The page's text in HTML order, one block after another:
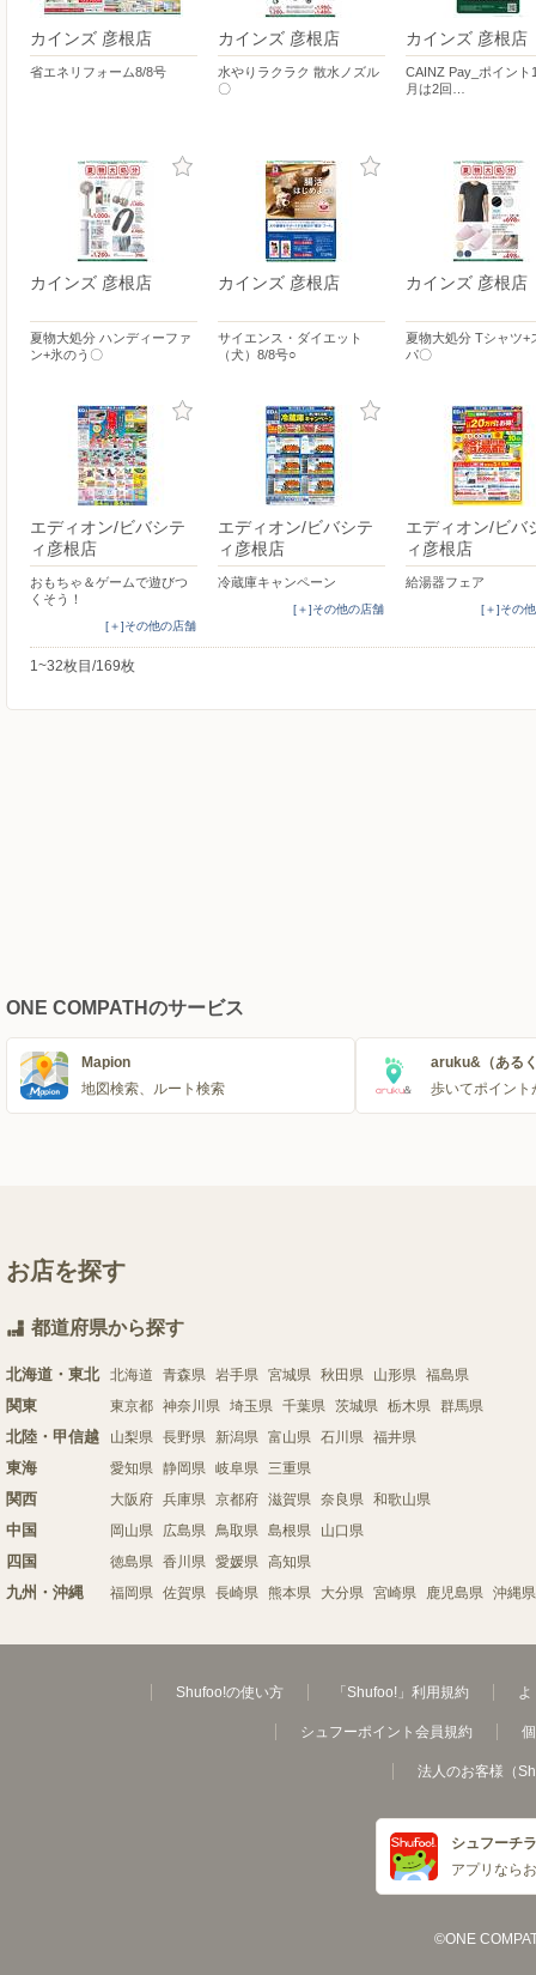
カインズ 彦根店
省エネリフォーム8/8号
カインズ 彦根店
水やりラクラク 散水ノズル
〇
カインズ 彦根店
CAINZ Pay_ポイント
月は2回…
カインズ 彦根店
夏物大処分 ハンディーファ
ン+氷のう〇
カインズ 彦根店
サイエンス・ダイエット
（犬）8/8号○
カインズ 彦根店
夏物大処分 Tシャツ+
パ〇
エディオン/ビバシテ
ィ彦根店
おもちゃ＆ゲームで遊びつ
くそう！
[＋]その他の店舗
エディオン/ビバシテ
ィ彦根店
冷蔵庫キャンペーン
[＋]その他の店舗
エディオン/ビバ
ィ彦根店
給湯器フェア
[＋]その
1~32枚目/169枚
ONE COMPATHのサービス
Mapion
地図検索、ルート検索
aruku&（ある
歩いてポイント
お店を探す
都道府県から探す
北海道・東北 北海道 青森県 岩手県 宮城県 秋田県 山形県 福島県
関東 東京都 神奈川県 埼玉県 千葉県 茨城県 栃木県 群馬県
北陸・甲信越 山梨県 長野県 新潟県 富山県 石川県 福井県
東海 愛知県 静岡県 岐阜県 三重県
関西 大阪府 兵庫県 京都府 滋賀県 奈良県 和歌山県
中国 岡山県 広島県 鳥取県 島根県 山口県
四国 徳島県 香川県 愛媛県 高知県
九州・沖縄 福岡県 佐賀県 長崎県 熊本県 大分県 宮崎県 鹿児島県 沖縄県
Shufoo!の使い方 「Shufoo!」利用規約 よ
シュフーポイント会員規約
法人のお客様（
シュフーチ
アプリなら
©ONE